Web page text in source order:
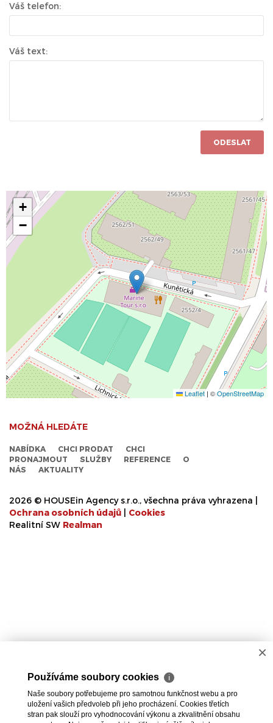
Váš telefon:
Váš text:
ODESLAT
+
−
Leaflet | ©OpenStreetMap
MOŽNÁ HLEDÁTE
NABÍDKA CHCI PRODAT
CHCI
PRONAJMOUT
SLUŽBY REFERENCE
O
NÁS
AKTUALITY
2026 © HOUSEin Agency s.r.o., všechna práva vyhrazena |
Ochrana osobních údajů
Cookies
Realitní SW Real man
×
Používáme soubory cookies ℹ
Naše soubory potřebujeme pro samotnou funkčnost webu a pro
uložení vašich předvoleb při jeho procházení. Cookies třetích
stran pak slouží pro vyhodnocování výkonu a zkvalitnění obsahu